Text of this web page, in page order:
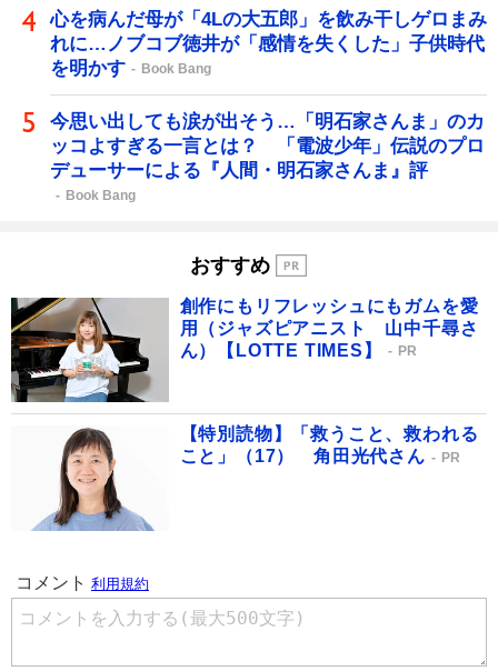
心を病んだ母が「4Lの大五郎」を飲み干しゲロまみ
れに…ノブコブ徳井が「感情を失くした」子供時代
を明かす
Book Bang
今思い出しても涙が出そう…「明石家さんま」のカ
ッコよすぎる一言とは？ 「電波少年」伝説のプロ
デューサーによる『人間・明石家さんま』評
Book Bang
おすすめ
創作にもリフレッシュにもガムを愛
用（ジャズピアニスト 山中千尋さ
ん）【LOTTE TIMES】
PR
【特別読物】「救うこと、救われる
こと」（17） 角田光代さん
PR